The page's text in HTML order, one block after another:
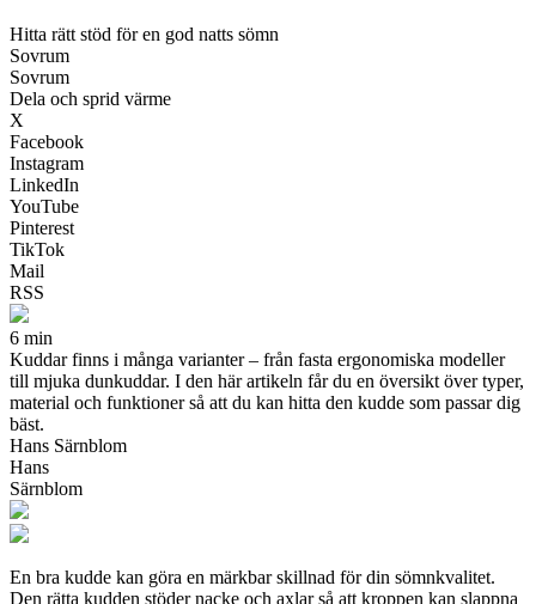
Hitta rätt stöd för en god natts sömn
Sovrum
Sovrum
Dela och sprid värme
X
Facebook
Instagram
LinkedIn
YouTube
Pinterest
TikTok
Mail
RSS
6 min
Kuddar finns i många varianter – från fasta ergonomiska modeller
till mjuka dunkuddar. I den här artikeln får du en översikt över typer,
material och funktioner så att du kan hitta den kudde som passar dig
bäst.
Hans Särnblom
Hans
Särnblom
En bra kudde kan göra en märkbar skillnad för din sömnkvalitet.
Den rätta kudden stöder nacke och axlar så att kroppen kan slappna